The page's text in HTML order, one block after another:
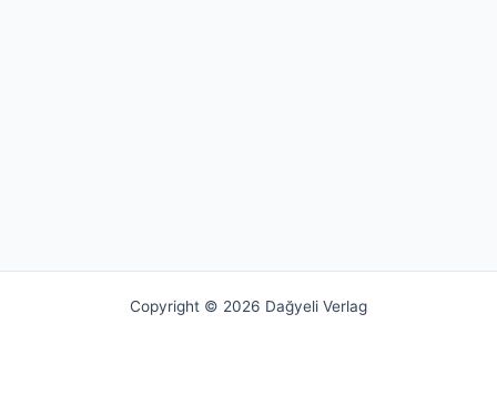
Copyright © 2026 Dağyeli Verlag